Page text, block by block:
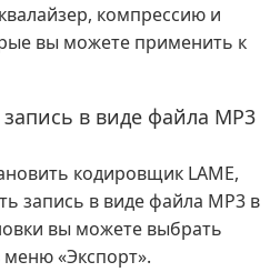
компрессию и
вы можете применить к
в виде файла MP3
кодировщик LAME,
запись в виде файла MP3 в
вы можете выбрать
«Экспорт».